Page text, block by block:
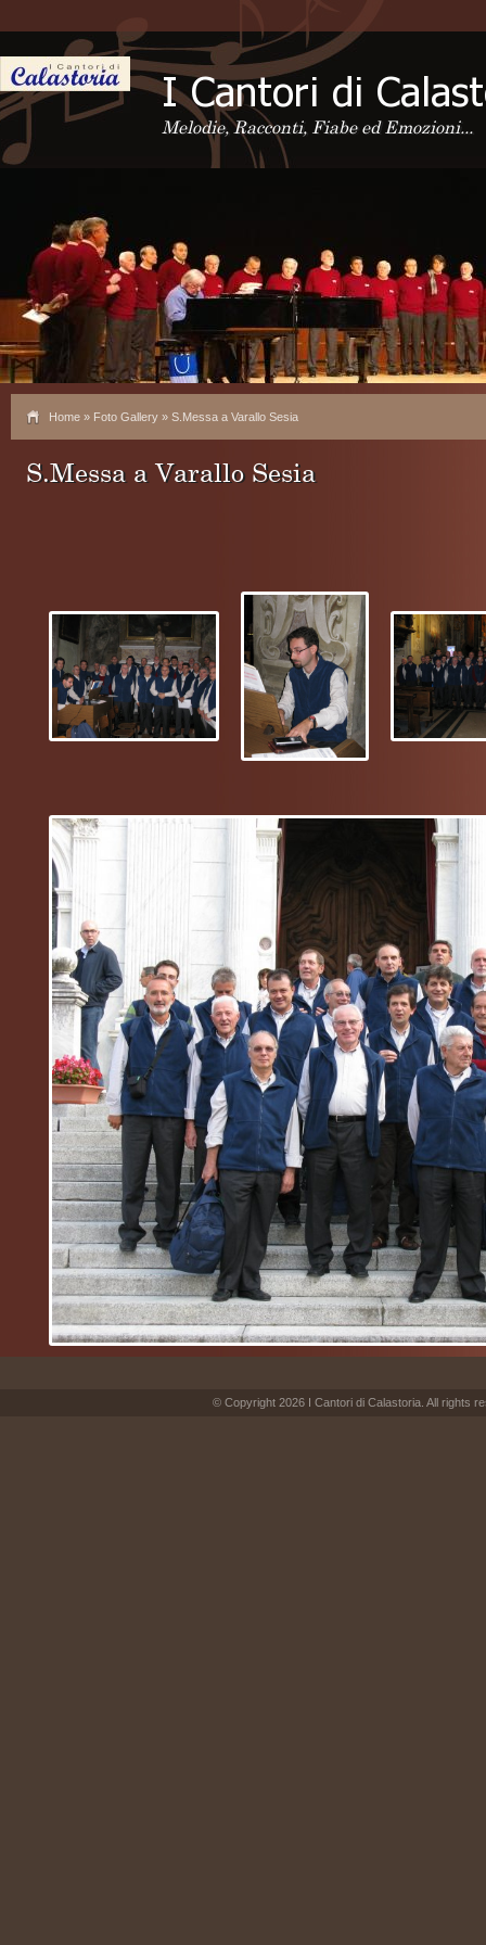
Melodie, Racconti, Fiabe ed Emozioni...
Home » Foto Gallery » S.Messa a Varallo Sesia
S.Messa a Varallo Sesia
© Copyright 2026 I Cantori di Calastoria. All rights